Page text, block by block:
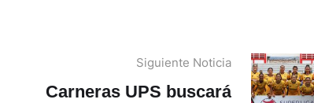
Siguiente Noticia
Carneras UPS buscará